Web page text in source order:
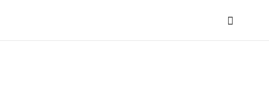
Cari